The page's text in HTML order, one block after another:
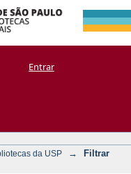
Entrar
da USP →
Filtrar